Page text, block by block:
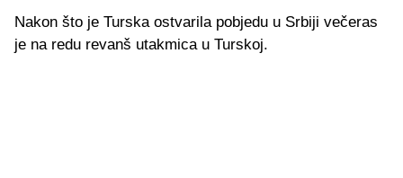
Nakon što je Turska ostvarila pobjedu u Srbiji večeras
je na redu revanš utakmica u Turskoj.